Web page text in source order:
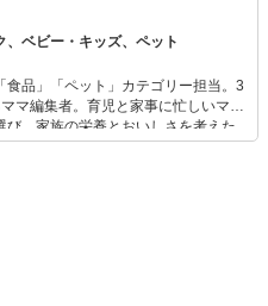
イルのライターとしてウェブに寄
訳、通訳のほか、旅のコーディネー
、ベビー・キッズ、ペット
食品」「ペット」カテゴリー担当。3
マ編集者。育児と家事に忙しいママ
び、家族の栄養とおいしさを考えた
ラックスタイムを楽しむためのスイ